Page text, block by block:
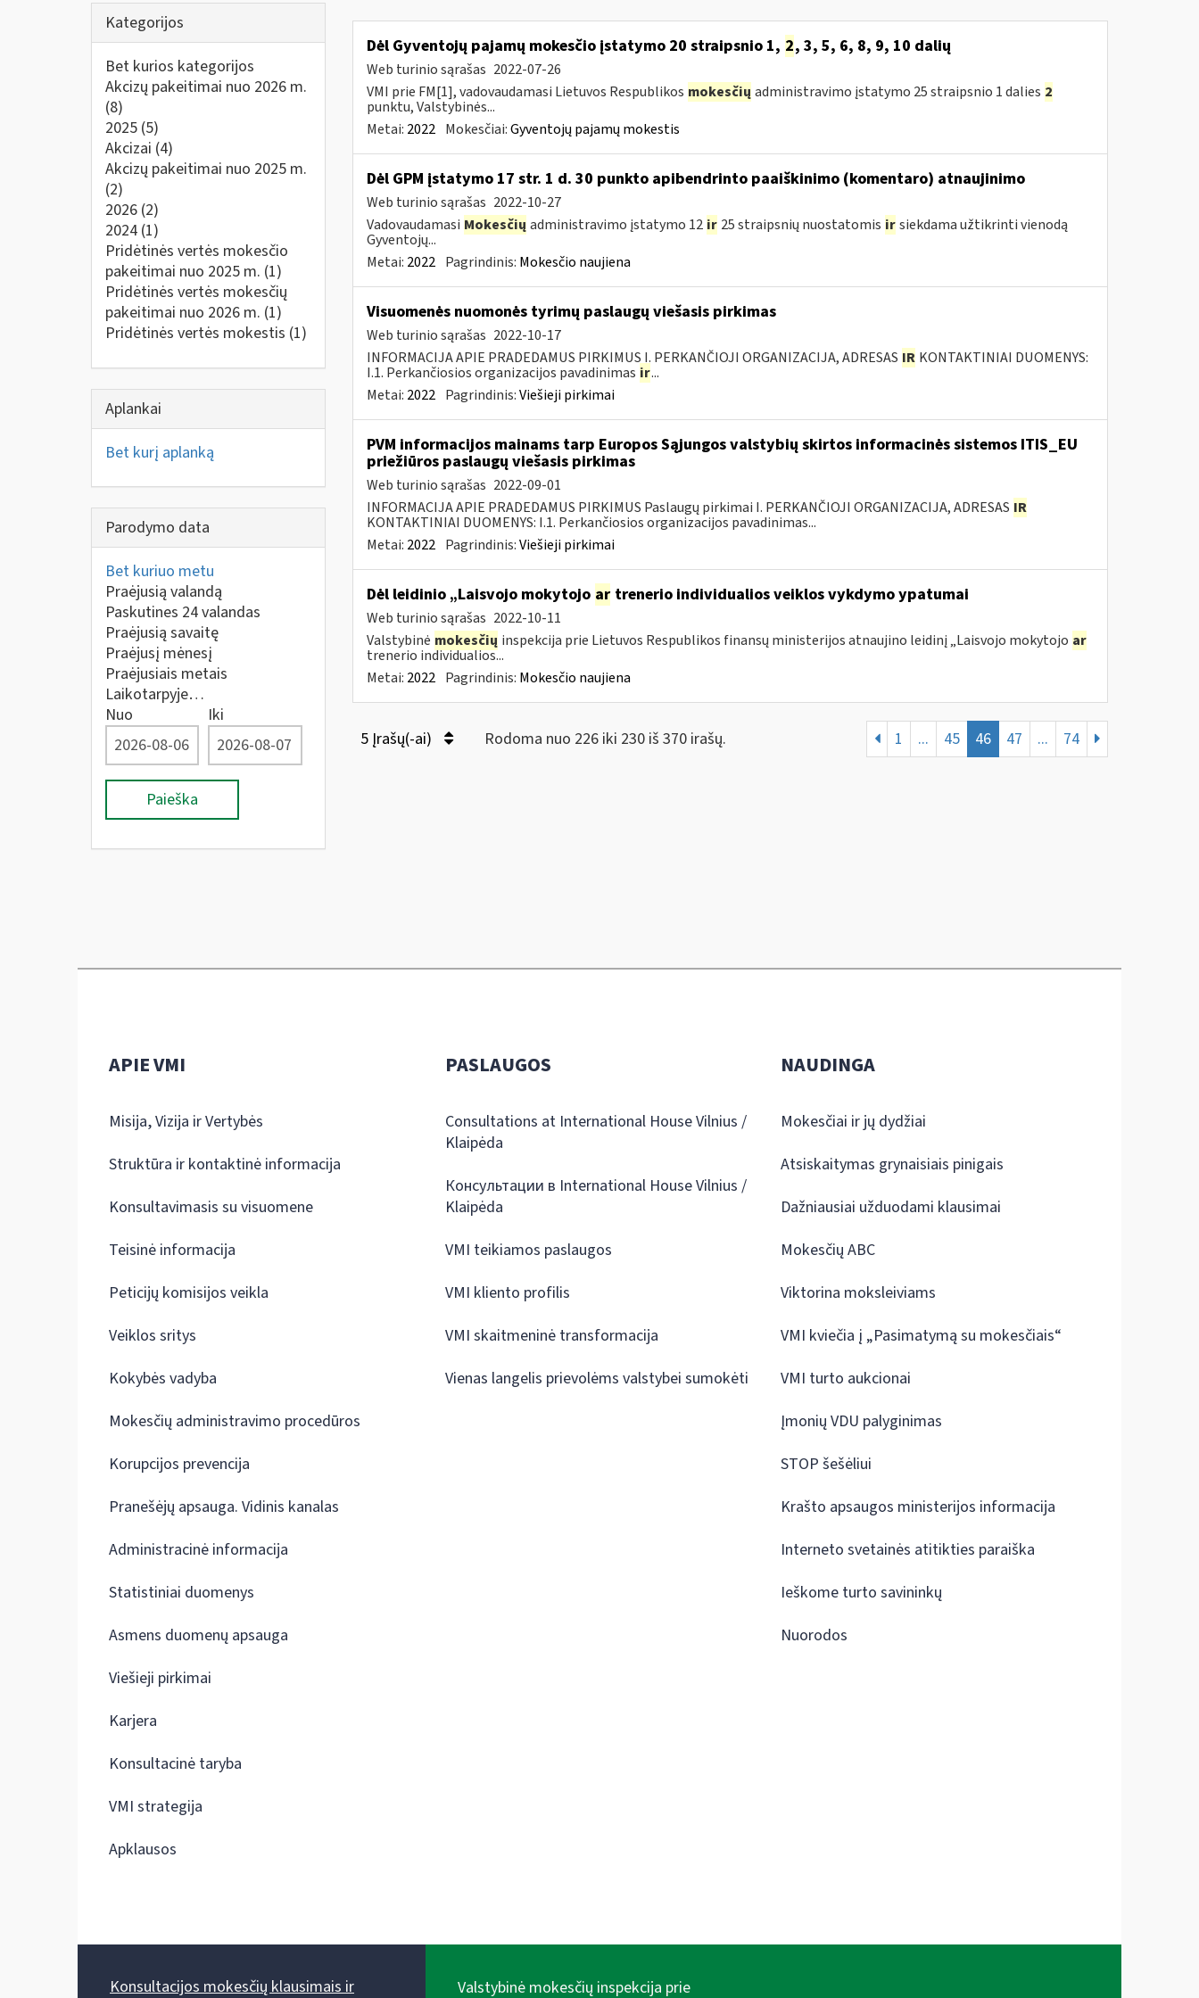
Kategorijos
Bet kurios kategorijos
Akcizų pakeitimai nuo 2026 m.
(8)
2025 (5)
Akcizai (4)
Akcizų pakeitimai nuo 2025 m.
(2)
2026 (2)
2024 (1)
Pridėtinės vertės mokesčio
pakeitimai nuo 2025 m. (1)
Pridėtinės vertės mokesčių
pakeitimai nuo 2026 m. (1)
Pridėtinės vertės mokestis (1)
Aplankai
Bet kurį aplanką
Parodymo data
Bet kuriuo metu
Praėjusią valandą
Paskutines 24 valandas
Praėjusią savaitę
Praėjusį mėnesį
Praėjusiais metais
Laikotarpyje…
Nuo
Iki
Paieška
Dėl Gyventojų pajamų mokesčio įstatymo 20 straipsnio 1, 2, 3, 5, 6, 8, 9, 10 dalių
Web turinio sąrašas 2022-07-26
VMI prie FM[1], vadovaudamasi Lietuvos Respublikos mokesčių administravimo įstatymo 25 straipsnio 1 dalies 2
punktu, Valstybinės...
Metai: 2022 Mokesčiai:Gyventojų pajamų mokestis
Dėl GPM įstatymo 17 str. 1 d. 30 punkto apibendrinto paaiškinimo (komentaro) atnaujinimo
Web turinio sąrašas 2022-10-27
Vadovaudamasi Mokesčių administravimo įstatymo 12 ir 25 straipsnių nuostatomis ir siekdama užtikrinti vienodą
Gyventojų...
Metai: 2022 Pagrindinis: Mokesčio naujiena
Visuomenės nuomonės tyrimų paslaugų viešasis pirkimas
Web turinio sąrašas 2022-10-17
INFORMACIJA APIE PRADEDAMUS PIRKIMUS I. PERKANČIOJI ORGANIZACIJA, ADRESAS IR KONTAKTINIAI DUOMENYS:
I.1. Perkančiosios organizacijos pavadinimas ir...
Metai: 2022 Pagrindinis:Viešieji pirkimai
PVM informacijos mainams tarp Europos Sąjungos valstybių skirtos informacinės sistemos ITIS_EU
priežiūros paslaugų viešasis pirkimas
Web turinio sąrašas 2022-09-01
INFORMACIJA APIE PRADEDAMUS PIRKIMUS Paslaugų pirkimai I. PERKANČIOJI ORGANIZACIJA, ADRESAS IR
KONTAKTINIAI DUOMENYS: I.1. Perkančiosios organizacijos pavadinimas...
Metai: 2022 Pagrindinis:Viešieji pirkimai
Dėl leidinio „Laisvojo mokytojo artrenerio individualios veiklos vykdymo ypatumai
Web turinio sąrašas 2022-10-11
Valstybinė mokesčių inspekcija prie Lietuvos Respublikos finansų ministerijos atnaujino leidinį „Laisvojo mokytojo ar
trenerio individualios...
Metai: 2022 Pagrindinis: Mokesčio naujiena
5 Įrašų(-ai) Rodoma nuo 226 iki 230 iš 370 irašų. 1 ... 45 46 47 ... 74
APIE VMI
Misija, Vizija ir Vertybės
Struktūra ir kontaktinė informacija
Konsultavimasis su visuomene
Teisinė informacija
Peticijų komisijos veikla
Veiklos sritys
Kokybės vadyba
Mokesčių administravimo procedūros
Korupcijos prevencija
Pranešėjų apsauga. Vidinis kanalas
Administracinė informacija
Statistiniai duomenys
Asmens duomenų apsauga
Viešieji pirkimai
Karjera
Konsultacinė taryba
VMI strategija
Apklausos
PASLAUGOS
Consultations at International House Vilnius /
Klaipėda
Консультации в International House Vilnius /
Klaipėda
VMI teikiamos paslaugos
VMI kliento profilis
VMI skaitmeninė transformacija
Vienas langelis prievolėms valstybei sumokėti
NAUDINGA
Mokesčiai ir jų dydžiai
Atsiskaitymas grynaisiais pinigais
Dažniausiai užduodami klausimai
Mokesčių ABC
Viktorina moksleiviams
VMI kviečia į „Pasimatymą su mokesčiais“
VMI turto aukcionai
Įmonių VDU palyginimas
STOP šešėliui
Krašto apsaugos ministerijos informacija
Interneto svetainės atitikties paraiška
Ieškome turto savininkų
Nuorodos
Konsultacijos mokesčių klausimais ir
Valstybinė mokesčių inspekcija prie